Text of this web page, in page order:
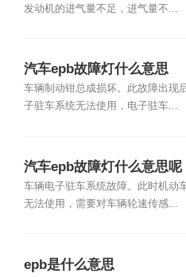
发动机的进气量不足，进气量不...
汽车epb故障灯什么意思
车辆制动钳总成损坏。此故障出现
子驻车系统无法使用，电子驻车...
汽车epb故障灯什么意思呢
车辆电子驻车系统故障。此时机动
无法使用，需要对车辆轮速传感...
epb是什么意思